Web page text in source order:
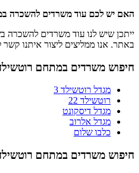
האם יש לכם עוד משרדים להשכרה
ייתכן שיש לנו עוד משרדים להשכרה
באתר. אנו ממליצים ליצור איתנו קשר
חיפוש משרדים במתחם
מגדל רוטשילד 3
רוטשילד 22
מגדל דיסקונט
מגדל אלרוב
כלבו שלום
חיפוש משרדים במתחם